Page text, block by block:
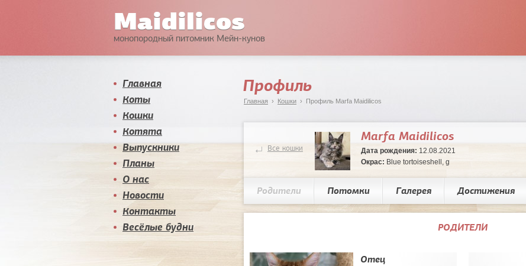
Maidilicos
монопородный питомник Мейн-кунов
Главная
Коты
Кошки
Котята
Выпускники
Планы
О нас
Новости
Контакты
Весёлые будни
Профиль
Главная › Кошки › Профиль Marfa Maidilicos
Все кошки
Marfa Maidilicos
Дата рождения: 12.08.2021
Окрас: Blue tortoiseshell, g
Родители Потомки Галерея Достижения
РОДИТЕЛИ
Отец